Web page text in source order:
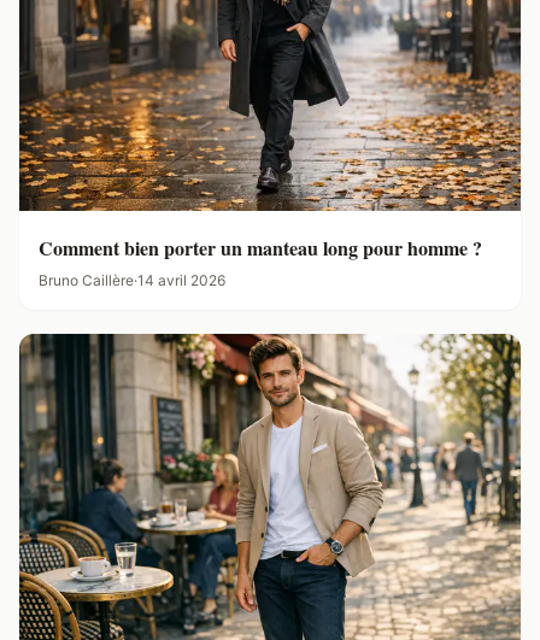
Comment bien porter un manteau long pour homme ?
Bruno Caillère·14 avril 2026